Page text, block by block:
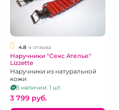
4.8 4 отзыва
Наручники "Секс Ателье"
Lizzette
Наручники из натуральной
кожи
В наличии: 1 шт.
3 799 pуб.